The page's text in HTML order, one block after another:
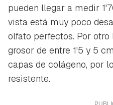
pueden llegar a medir
vista está muy poco
olfato perfectos. Por
grosor de entre 1'5 y 5
capas de colágeno, por
resistente.